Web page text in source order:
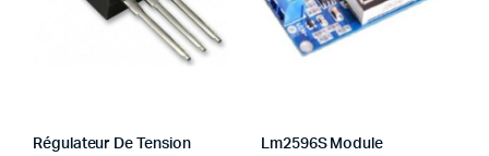
Régulateur De Tension
Lm2596S Module